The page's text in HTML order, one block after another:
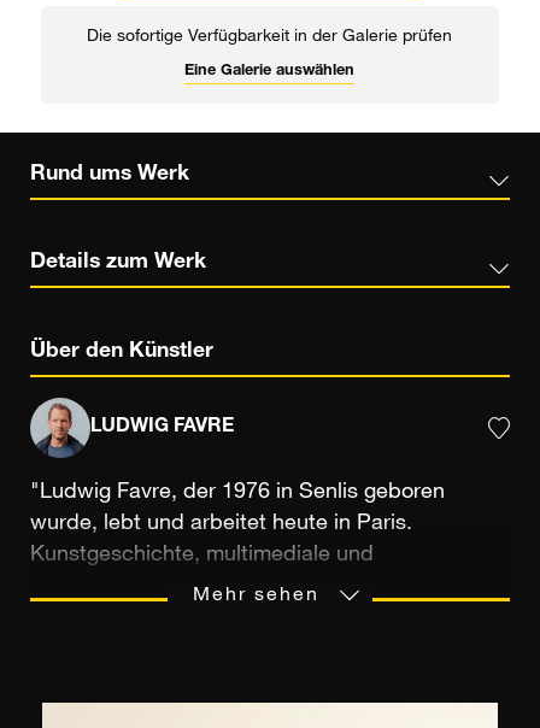
Die sofortige Verfügbarkeit in der Galerie prüfen
Eine Galerie auswählen
Rund ums Werk
Details zum Werk
Über den Künstler
LUDWIG FAVRE
"Ludwig Favre, der 1976 in Senlis geboren
wurde, lebt und arbeitet heute in Paris.
Kunstgeschichte, multimediale und
audiovisionelle Studien, als auch die Weitergabe
Mehr sehen